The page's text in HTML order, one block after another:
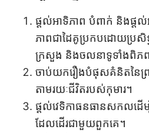
ផ្តល់អាទិភាព បំពាក់ និងផ្ត
ភាពជាដៃគូប្រកបដោយប្រសិទ្
ក្រសួង និងចលនាទូទាំងពិភ
ចាប់យករឿងបំផុសគំនិតនៃព្រះ
តាមរយៈជីវិតរបស់កុមារ។
ផ្តល់វេទិកាធនធានសកលដើ
ដែលដើរជាមួយពួកគេ។